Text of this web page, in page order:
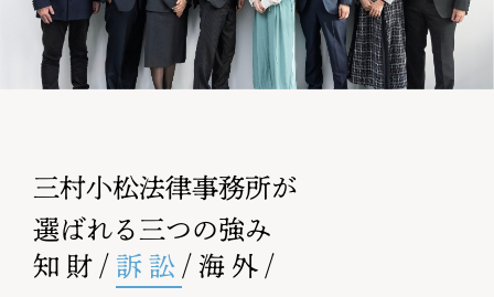
三村小松法律事務所が
選ばれる三つの強み
知財 / 訴訟 / 海外 /